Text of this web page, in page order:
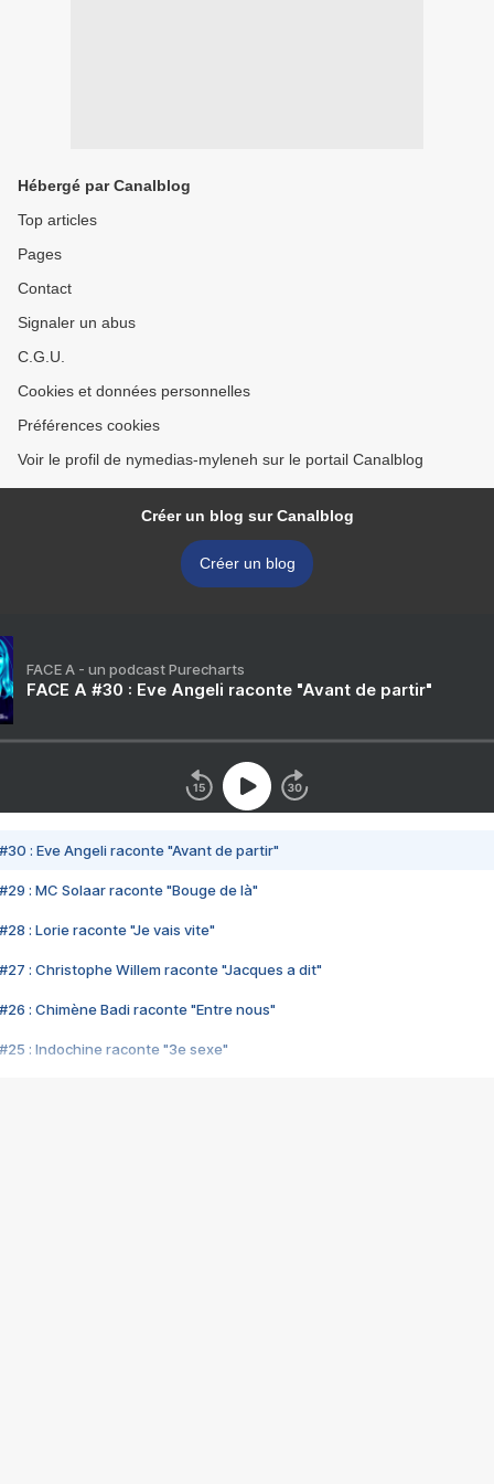
Hébergé par Canalblog
Top articles
Pages
Contact
Signaler un abus
C.G.U.
Cookies et données personnelles
Préférences cookies
Voir le profil de nymedias-myleneh sur le portail Canalblog
Créer un blog sur Canalblog
Créer un blog
FACE A - un podcast Purecharts
FACE A #30 : Eve Angeli raconte "Avant de partir"
#30 : Eve Angeli raconte "Avant de partir"
#29 : MC Solaar raconte "Bouge de là"
#28 : Lorie raconte "Je vais vite"
#27 : Christophe Willem raconte "Jacques a dit"
#26 : Chimène Badi raconte "Entre nous"
#25 : Indochine raconte "3e sexe"